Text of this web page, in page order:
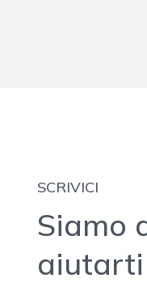
SCRIVICI
Siamo
aiutarti